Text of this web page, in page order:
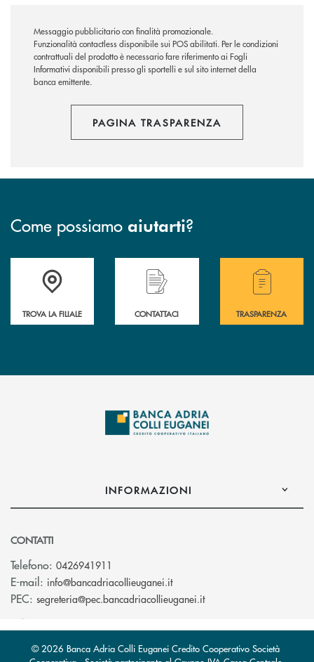
Messaggio pubblicitario con finalità promozionale.
Funzionalità contactless disponibile sui POS abilitati. Per le condizioni
contrattuali del prodotto è necessario fare riferimento ai Fogli
Informativi disponibili presso gli sportelli e sul sito internet della
banca emittente.
PAGINA TRASPARENZA
Come possiamo aiutarti?
Accedi all' elenco completo delle filiali .
TROVA LA FILIALE
Hai bisogno di assistenza immediata?
CONTATTACI
Hai bisogno di
TRASPARENZA
INFORMAZIONI
CONTATTI
Telefono: 0426941911
E-mail: info@bancadriacollieuganei.it(si apre l’app di posta
PEC: segreteria@pec.bancadriacollieuganei.it(si apre l’app di
© 2026 Banca Adria Colli Euganei Credito Cooperativo Società